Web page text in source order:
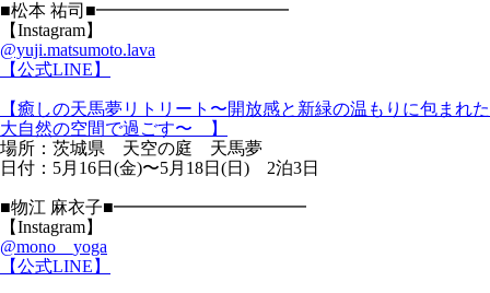
■松本 祐司■━━━━━━━━━━━
【Instagram】
@yuji.matsumoto.lava
【公式LINE】
【癒しの天馬夢リトリート〜開放感と新緑の温もりに包まれた
大自然の空間で過ごす〜 】
場所：茨城県 天空の庭 天馬夢
日付：5月16日(金)〜5月18日(日) 2泊3日
■物江 麻衣子■━━━━━━━━━━━
【Instagram】
@mono__yoga
【公式LINE】